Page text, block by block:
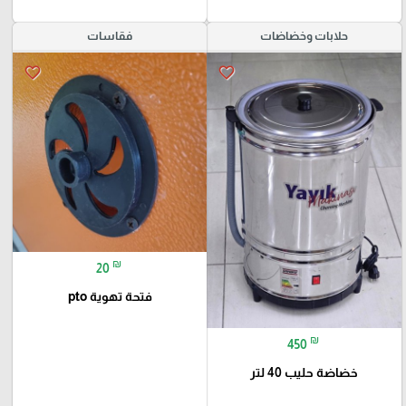
حلابات وخضاضات
favorite_border
450 ₪
خضاضة حليب 40 لتر
فقاسات
favorite_border
20 ₪
فتحة تهوية pto